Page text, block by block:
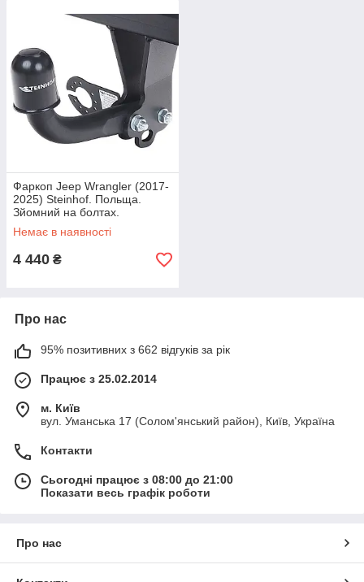
Фаркоп Jeep Wrangler (2017-
2025) Steinhof. Польща.
Зйомний на болтах.
Немає в наявності
4 440 ₴
Про нас
95% позитивних з 662 відгуків за рік
Працює з 25.02.2014
м. Київ
вул. Уманська 17 (Солом'янський район), Київ, Україна
Контакти
Сьогодні працює з 08:00 до 21:00
Показати весь графік роботи
Про нас